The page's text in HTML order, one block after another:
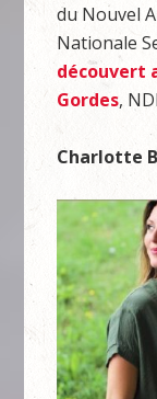
du Nouvel
Nationale
découvert
Gordes,
Charlotte